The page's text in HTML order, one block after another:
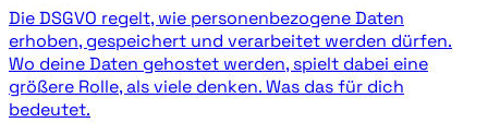
Die DSGVO regelt, wie personenbezogene Daten
erhoben, gespeichert und verarbeitet werden dürfen.
Wo deine Daten gehostet werden, spielt dabei eine
größere Rolle, als viele denken. Was das für dich
bedeutet.